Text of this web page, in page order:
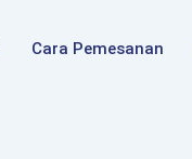
Cara Pemesanan